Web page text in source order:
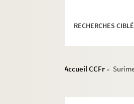
RECHERCHES
Accueil CCFr >